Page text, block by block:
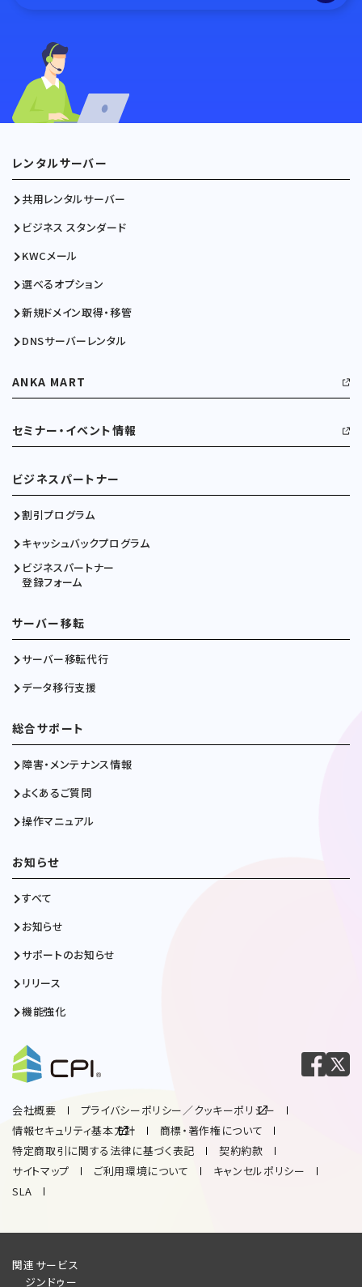
レンタルサーバー
共用レンタルサーバー
ビジネス スタンダード
KWCメール
選べるオプション
新規ドメイン取得・移管
DNSサーバーレンタル
ANKA MART
セミナー・イベント情報
ビジネスパートナー
割引プログラム
キャッシュバックプログラム
ビジネスパートナー
登録フォーム
サーバー移転
サーバー移転代行
データ移行支援
総合サポート
障害・メンテナンス情報
よくあるご質問
操作マニュアル
お知らせ
すべて
お知らせ
サポートのお知らせ
リリース
機能強化
会社概要
プライバシーポリシー／クッキーポリシー
情報セキュリティ基本方針
商標・著作権について
特定商取引に関する法律に基づく表記
契約約款
サイトマップ
ご利用環境について
キャンセルポリシー
SLA
関連サービス
ジンドゥー